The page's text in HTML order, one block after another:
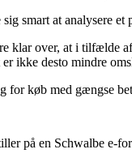
smart at analysere
klar over, at i tilfælde
ikke desto mindre
for køb med gængse
på en Schwalbe e-